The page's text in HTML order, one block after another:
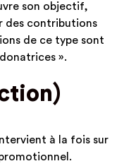
son objectif,
des contributions
de ce type sont
».
à la fois sur